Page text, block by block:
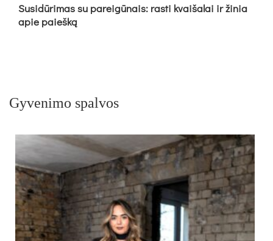
Su­si­dū­ri­mas su pa­rei­gū­nais: ras­ti kvai­ša­lai ir ži­nia
apie paieš­ką
Gyvenimo spalvos